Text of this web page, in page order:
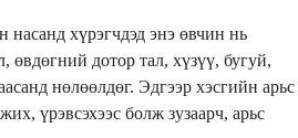
хүрэгчдэд энэ өвчин нь
өвдөгний дотор тал, хүзүү, бугуй,
нөлөөлдөг. Эдгээр хэсгийн арьс
үрэвсэхээс болж зузаарч, арьс